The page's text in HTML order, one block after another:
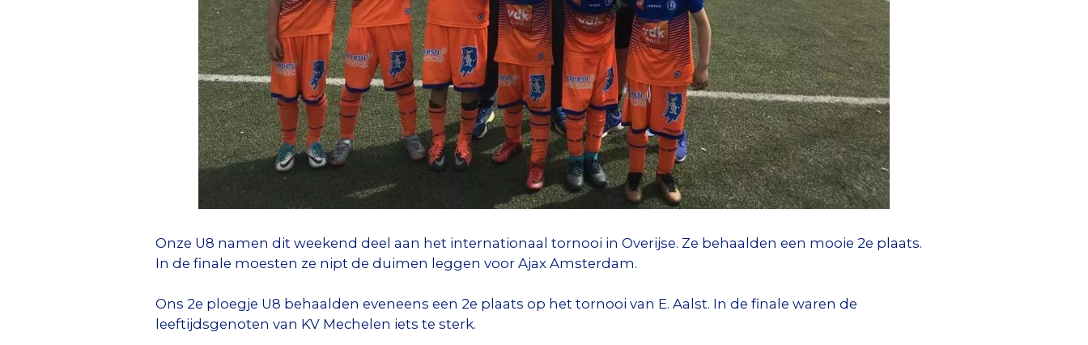
Onze U8 namen dit weekend deel aan het internationaal tornooi in Overijse. Ze behaalden een mooie 2e plaats.
In de finale moesten ze nipt de duimen leggen voor Ajax Amsterdam.
Ons 2e ploegje U8 behaalden eveneens een 2e plaats op het tornooi van E. Aalst. In de finale waren de
leeftijdsgenoten van KV Mechelen iets te sterk.